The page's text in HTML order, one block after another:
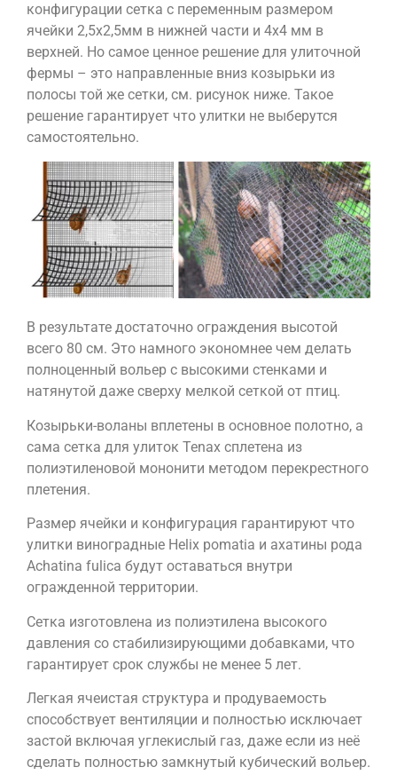
конфигурации сетка с переменным размером
ячейки 2,5х2,5мм в нижней части и 4х4 мм в
верхней. Но самое ценное решение для улиточной
фермы – это направленные вниз козырьки из
полосы той же сетки, см. рисунок ниже. Такое
решение гарантирует что улитки не выберутся
самостоятельно.
В результате достаточно ограждения высотой
всего 80 см. Это намного экономнее чем делать
полноценный вольер с высокими стенками и
натянутой даже сверху мелкой сеткой от птиц.
Козырьки-воланы вплетены в основное полотно, а
сама сетка для улиток Tenax сплетена из
полиэтиленовой мононити методом перекрестного
плетения.
Размер ячейки и конфигурация гарантируют что
улитки виноградные Helix pomatia и ахатины рода
Achatina fulica будут оставаться внутри
огражденной территории.
Сетка изготовлена из полиэтилена высокого
давления со стабилизирующими добавками, что
гарантирует срок службы не менее 5 лет.
Легкая ячеистая структура и продуваемость
способствует вентиляции и полностью исключает
застой включая углекислый газ, даже если из неё
сделать полностью замкнутый кубический вольер.